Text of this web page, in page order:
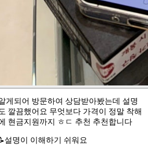
게되어 방문하여 상담받아봤는데 설명
깔끔했어요 무엇보다 가격이 정말 착해
현금지원까지 ㅎㄷ 추천 추천합니다
설명이 이해하기 쉬워요